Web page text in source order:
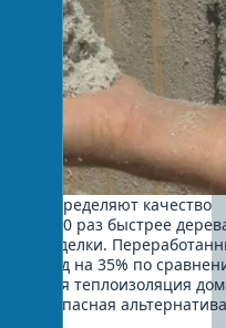
определяют качество
в 10 раз быстрее
для отделки.
след на 35% по
теплоизоляция
— безопасная